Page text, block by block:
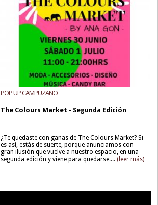
POP UP CAMPUZANO
The Colours Market - Segunda Edición
¿Te quedaste con ganas de The Colours Market? Si
es así, estás de suerte, porque anunciamos con
gran ilusión que vuelve a nuestro espacio, en una
segunda edición y viene para quedarse.... (leer más)